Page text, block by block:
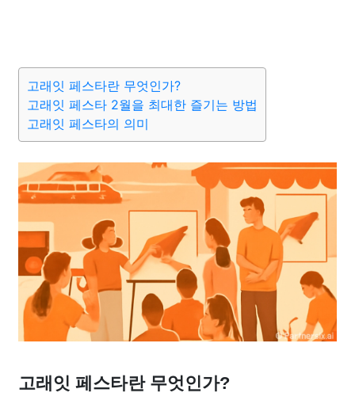
고래잇 페스타란 무엇인가?
고래잇 페스타 2월을 최대한 즐기는 방법
고래잇 페스타의 의미
고래잇 페스타란 무엇인가?